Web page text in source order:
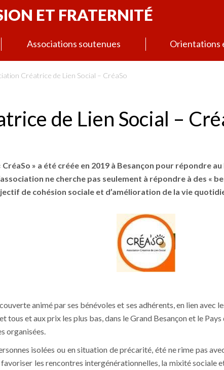
ET FRATERNITÉ
Associations soutenues Orientations
Créatrice de Lien Social – CréaSo
de Lien Social –
CréaSo » a été créée en 2019 à Besançon pour répondre
ne cherche pas seulement à répondre à des «
de cohésion sociale et d’amélioration de la vie
animé par ses bénévoles et ses adhérents, en lien
tous et aux prix les plus bas, dans le Grand Besançon et le
organisées.
isolées ou en situation de précarité, été ne rime pas
les rencontres intergénérationnelles, la mixité sociale